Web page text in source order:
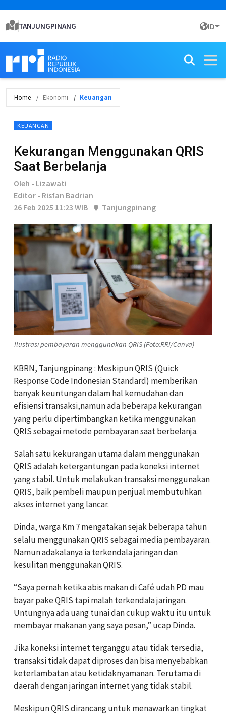
TANJUNGPINANG ID
Home Ekonomi Keuangan
KEUANGAN
Kekurangan Menggunakan QRIS
Saat Berbelanja
Oleh - Lizawati
Editor - Risfan Badrian
26 Feb 2025 11:23 WIB
Tanjungpinang
Ilustrasi pembayaran menggunakan QRIS (Foto:RRI/Canva)
KBRN, Tanjungpinang : Meskipun QRIS (Quick
Response Code Indonesian Standard) memberikan
banyak keuntungan dalam hal kemudahan dan
efisiensi transaksi,namun ada beberapa kekurangan
yang perlu dipertimbangkan ketika menggunakan
QRIS sebagai metode pembayaran saat berbelanja.
Salah satu kekurangan utama dalam menggunakan
QRIS adalah ketergantungan pada koneksi internet
yang stabil. Untuk melakukan transaksi menggunakan
QRIS, baik pembeli maupun penjual membutuhkan
akses internet yang lancar.
Dinda, warga Km 7 mengatakan sejak beberapa tahun
selalu menggunakan QRIS sebagai media pembayaran.
Namun adakalanya ia terkendala jaringan dan
kesulitan menggunakan QRIS.
“Saya pernah ketika abis makan di Café udah PD mau
bayar pake QRIS tapi malah terkendala jaringan.
Untungnya ada uang tunai dan cukup waktu itu untuk
membayar makanan yang saya pesan,” ucap Dinda.
Jika koneksi internet terganggu atau tidak tersedia,
transaksi tidak dapat diproses dan bisa menyebabkan
keterlambatan atau ketidaknyamanan. Terutama di
daerah dengan jaringan internet yang tidak stabil.
Meskipun QRIS dirancang untuk menawarkan tingkat